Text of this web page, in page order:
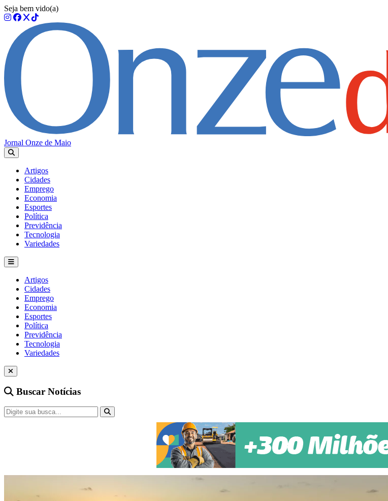
Seja bem vido(a)
Jornal Onze de Maio
Artigos
Cidades
Emprego
Economia
Esportes
Política
Previdência
Tecnologia
Variedades
Artigos
Cidades
Emprego
Economia
Esportes
Política
Previdência
Tecnologia
Variedades
Buscar Notícias